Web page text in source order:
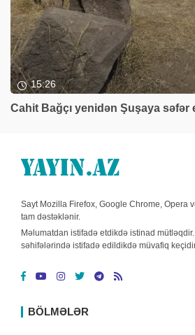
15:26
Cahit Bağçı yenidən Şuşaya səfər
Sayt Mozilla Firefox, Google Chrome, Opera
tam dəstəklənir.
Məlumatdan istifadə etdikdə istinad
səhifələrində istifadə edildikdə müvafiq
BÖLMƏLƏR